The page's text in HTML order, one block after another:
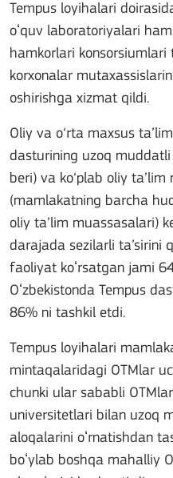
Tempus loyihalari
oʻquv laboratoriyalari
hamkorlari
korxonalar
oshirishga xizmat qildi.
Oliy va o‘rta maxsus
dasturining uzoq
beri) va ko‘plab oliy
(mamlakatning barcha
oliy ta’lim muassasalari)
darajada sezilarli ta’sirini
faoliyat koʻrsatgan jami
Oʻzbekistonda Tempus
86% ni tashkil etdi.
Tempus loyihalari
mintaqalaridagi OTMlar
chunki ular sababli OTMlar
universitetlari bilan uzoq
aloqalarini oʻrnatishdan
boʻylab boshqa mahalliy